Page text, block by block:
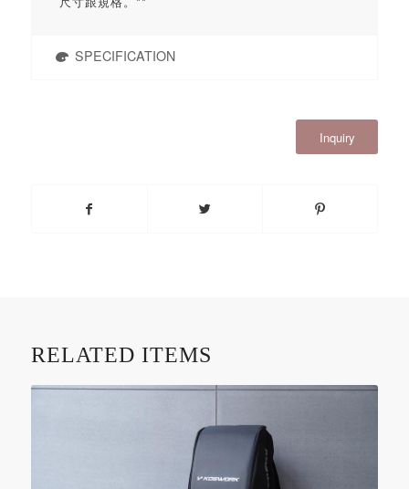
SPECIFICATION
Inquiry
RELATED ITEMS